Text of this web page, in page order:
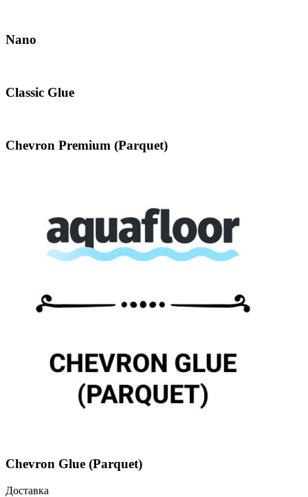
Nano
Classic Glue
Chevron Premium (Parquet)
Chevron Glue (Parquet)
Доставка